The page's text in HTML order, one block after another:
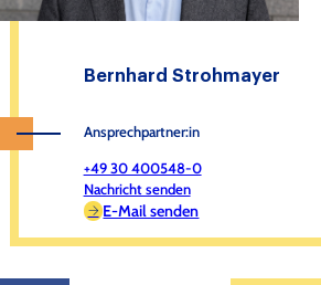
Bernhard Strohmayer
Ansprechpartner:in
+49 30 400548-0
Nachricht senden
E-Mail senden